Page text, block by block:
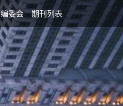
编委会 期刊列表